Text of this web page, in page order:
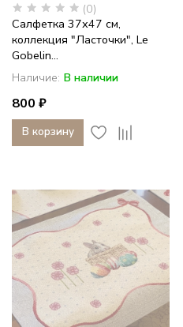
(0)
Салфетка 37х47 см,
коллекция "Ласточки", Le
Gobelin...
Наличие: В наличии
800 ₽
В корзину